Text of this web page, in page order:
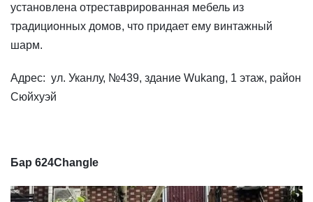
установлена отреставрированная мебель из
традиционных домов, что придает ему винтажный
шарм.
Адрес: ул. Уканлу, №439, здание Wukang, 1 этаж, район
Сюйхуэй
Бар 624Changle